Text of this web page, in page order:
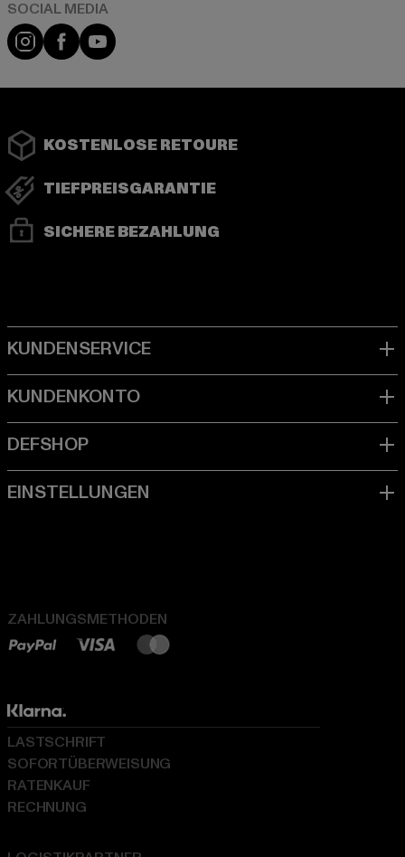
Instagram
FacebookYouTube
KOSTENLOSE RETOURE
TIEFPREISGARANTIE
SICHERE BEZAHLUNG
ZAHLUNGSMETHODEN
LASTSCHRIFT
SOFORTÜBERWEISUNG
RATENKAUF
RECHNUNG